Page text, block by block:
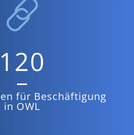
120
für Beschäftigung
in OWL